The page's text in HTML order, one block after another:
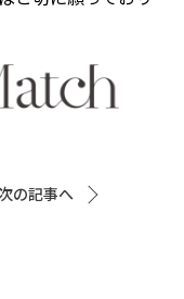
の記事へ